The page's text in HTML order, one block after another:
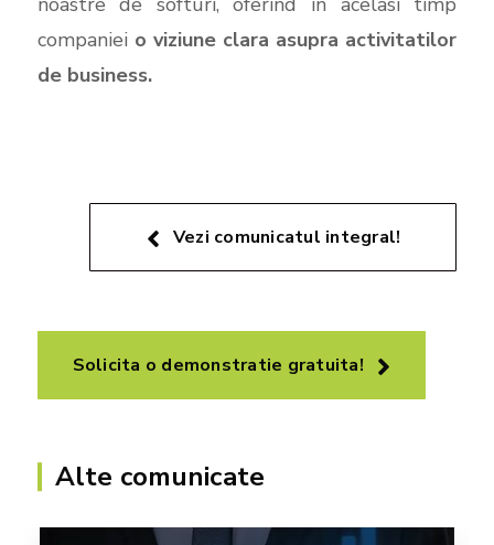
companiei o viziune clara asupra activitatilor
de business.
Vezi comunicatul integral!
Solicita o demonstratie gratuita!
Alte comunicate